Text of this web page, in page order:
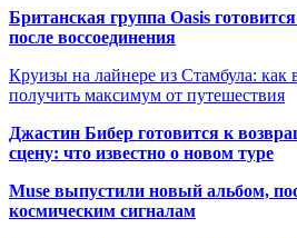
Британская группа Oasis
после воссоединения
Круизы на лайнере из Стамбула:
получить максимум от путешествия
Джастин Бибер готовится к
сцену: что известно о новом туре
Muse выпустили новый альбом,
космическим сигналам